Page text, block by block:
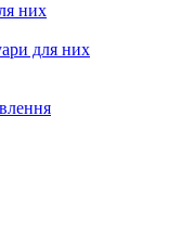
них
для них